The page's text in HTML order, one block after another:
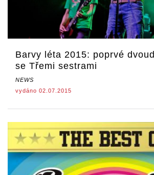
Barvy léta 2015: poprvé
se Třemi sestrami
NEWS
vydáno 02.07.2015